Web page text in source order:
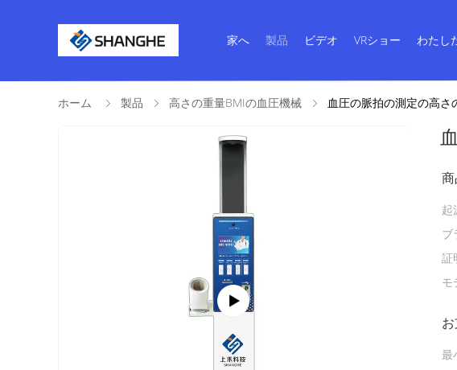
家へ 製品 ビデオ VRショー わたし
ホーム 製品 高さの重量BMIの血圧機械 血圧の脈拍の測定の高
起
ブ
証
モ
最